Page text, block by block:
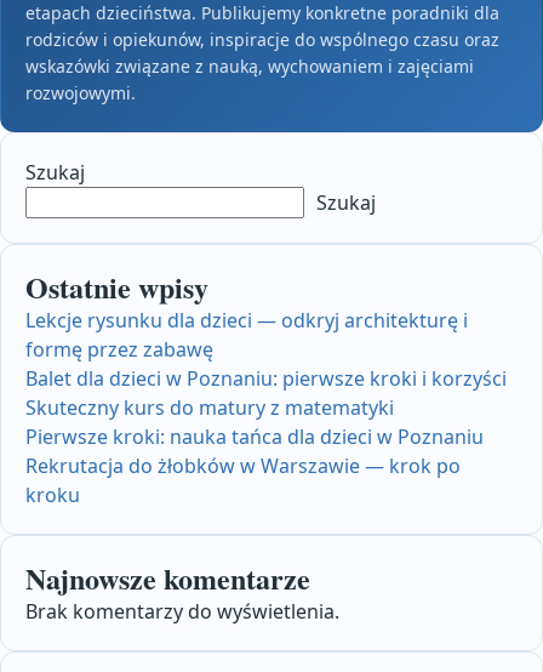
etapach dzieciństwa. Publikujemy konkretne poradniki dla
rodziców i opiekunów, inspiracje do wspólnego czasu oraz
wskazówki związane z nauką, wychowaniem i zajęciami
rozwojowymi.
Szukaj
Szukaj
Ostatnie wpisy
Lekcje rysunku dla dzieci — odkryj architekturę i
formę przez zabawę
Balet dla dzieci w Poznaniu: pierwsze kroki i korzyści
Skuteczny kurs do matury z matematyki
Pierwsze kroki: nauka tańca dla dzieci w Poznaniu
Rekrutacja do żłobków w Warszawie — krok po
kroku
Najnowsze komentarze
Brak komentarzy do wyświetlenia.